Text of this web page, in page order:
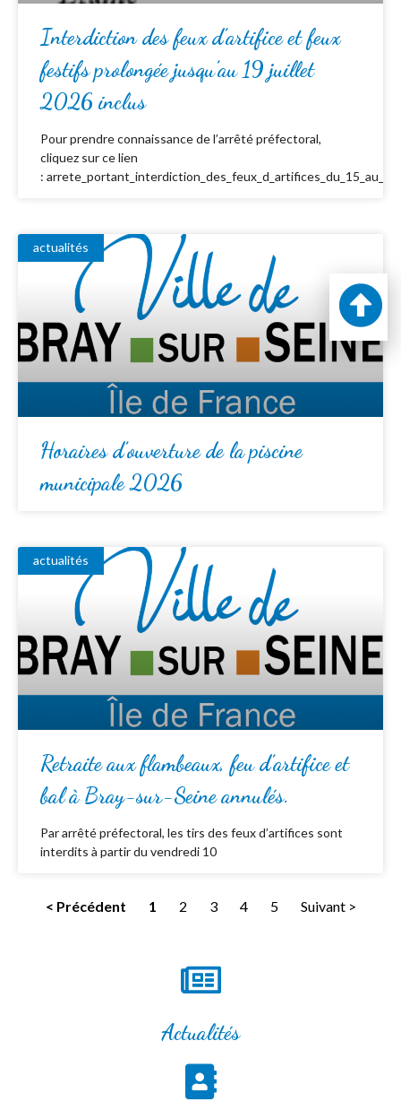
Interdiction des feux d’artifice et feux
festifs prolongée jusqu’au 19 juillet
2026 inclus
Pour prendre connaissance de l’arrêté préfectoral,
cliquez sur ce lien
:
actualités
Horaires d’ouverture de la piscine
municipale 2026
actualités
Retraite aux flambeaux, feu d’artifice et
bal à Bray-sur-Seine annulés.
Par arrêté préfectoral, les tirs des feux d’artifices sont
interdits à partir du vendredi 10
< Précédent 1 2 3 4 5 Suivant >
Actualités